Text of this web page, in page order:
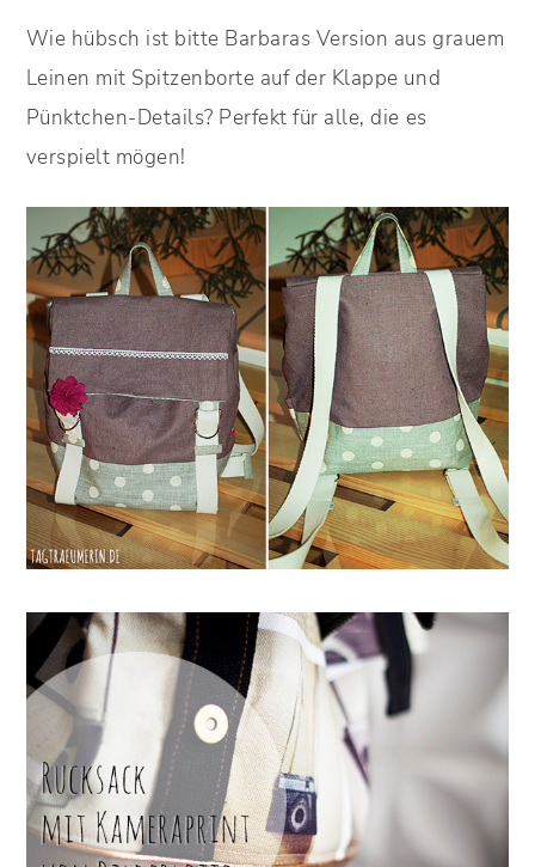
Wie hübsch ist bitte Barbaras Version aus grauem
Leinen mit Spitzenborte auf der Klappe und
Pünktchen-Details? Perfekt für alle, die es
verspielt mögen!